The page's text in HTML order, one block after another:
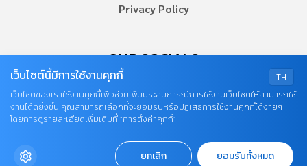
Privacy Policy
OUR SOCIALS
© COPYRIGHT 2026
TH
เว็บไซต์นี้มีการใช้งานคุกกี้
เว็บไซต์ของเราใช้งานคุกกี้เพื่อช่วยเพิ่มประสบการณ์การใช้งานเว็บไซต์ให้สามารถใช้
งานได้ดียิ่งขึ้น คุณสามารถเลือกที่จะยอมรับหรือปฏิเสธการใช้งานคุกกี้ได้ง่ายๆ
โดยการดูรายละเอียดเพิ่มเติมที่ “การตั้งค่าคุกกี้”
ยกเลิก ยอมรับทั้งหมด